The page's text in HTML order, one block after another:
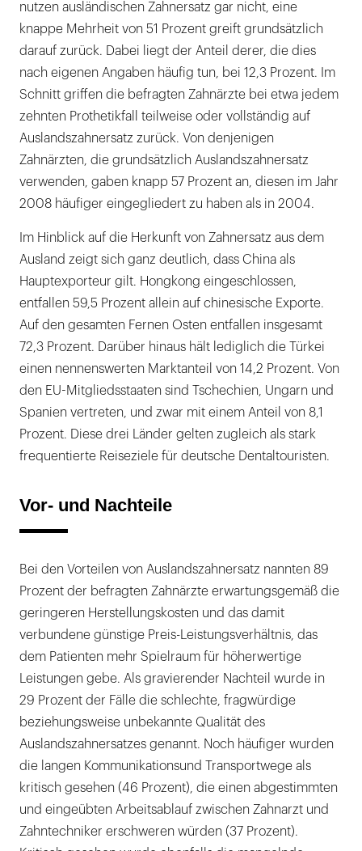
nutzen ausländischen Zahnersatz gar nicht, eine
knappe Mehrheit von 51 Prozent greift grundsätzlich
darauf zurück. Dabei liegt der Anteil derer, die dies
nach eigenen Angaben häufig tun, bei 12,3 Prozent. Im
Schnitt griffen die befragten Zahnärzte bei etwa jedem
zehnten Prothetikfall teilweise oder vollständig auf
Auslandszahnersatz zurück. Von denjenigen
Zahnärzten, die grundsätzlich Auslandszahnersatz
verwenden, gaben knapp 57 Prozent an, diesen im Jahr
2008 häufiger eingegliedert zu haben als in 2004.
Im Hinblick auf die Herkunft von Zahnersatz aus dem
Ausland zeigt sich ganz deutlich, dass China als
Hauptexporteur gilt. Hongkong eingeschlossen,
entfallen 59,5 Prozent allein auf chinesische Exporte.
Auf den gesamten Fernen Osten entfallen insgesamt
72,3 Prozent. Darüber hinaus hält lediglich die Türkei
einen nennenswerten Marktanteil von 14,2 Prozent. Von
den EU-Mitgliedsstaaten sind Tschechien, Ungarn und
Spanien vertreten, und zwar mit einem Anteil von 8,1
Prozent. Diese drei Länder gelten zugleich als stark
frequentierte Reiseziele für deutsche Dentaltouristen.
Vor- und Nachteile
Bei den Vorteilen von Auslandszahnersatz nannten 89
Prozent der befragten Zahnärzte erwartungsgemäß die
geringeren Herstellungskosten und das damit
verbundene günstige Preis-Leistungsverhältnis, das
dem Patienten mehr Spielraum für höherwertige
Leistungen gebe. Als gravierender Nachteil wurde in
29 Prozent der Fälle die schlechte, fragwürdige
beziehungsweise unbekannte Qualität des
Auslandszahnersatzes genannt. Noch häufiger wurden
die langen Kommunikationsund Transportwege als
kritisch gesehen (46 Prozent), die einen abgestimmten
und eingeübten Arbeitsablauf zwischen Zahnarzt und
Zahntechniker erschweren würden (37 Prozent).